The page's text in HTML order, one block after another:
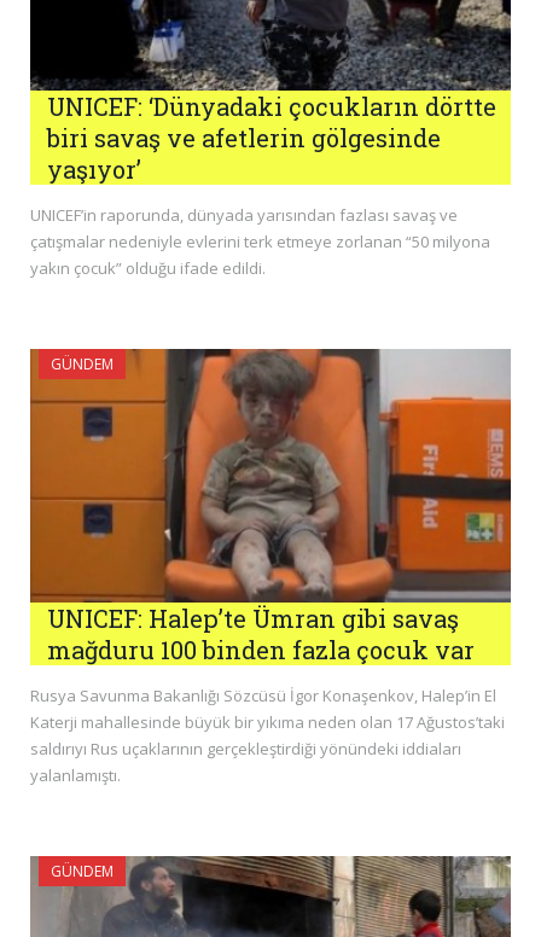
UNICEF: ‘Dünyadaki çocukların dörtte
biri savaş ve afetlerin gölgesinde
yaşıyor’
UNICEF’in raporunda, dünyada yarısından fazlası savaş ve
çatışmalar nedeniyle evlerini terk etmeye zorlanan “50 milyona
yakın çocuk” olduğu ifade edildi.
GÜNDEM
UNICEF: Halep’te Ümran gibi savaş
mağduru 100 binden fazla çocuk var
Rusya Savunma Bakanlığı Sözcüsü İgor Konaşenkov, Halep’in El
Katerji mahallesinde büyük bir yıkıma neden olan 17 Ağustos’taki
saldırıyı Rus uçaklarının gerçekleştirdiği yönündeki iddiaları
yalanlamıştı.
GÜNDEM